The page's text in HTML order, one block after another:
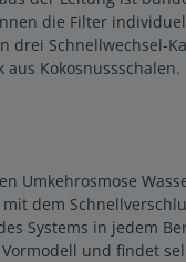
die Filter
drei Schnellwechsel-
Kokosnussschalen.
Umkehrosmose
dem
Systems in jedem
und findet